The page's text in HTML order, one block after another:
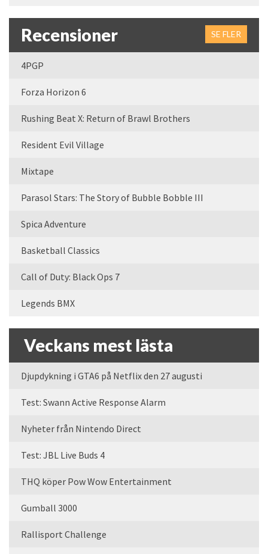
Recensioner SE FLER
4PGP
Forza Horizon 6
Rushing Beat X: Return of Brawl Brothers
Resident Evil Village
Mixtape
Parasol Stars: The Story of Bubble Bobble III
Spica Adventure
Basketball Classics
Call of Duty: Black Ops 7
Legends BMX
Veckans mest lästa
Djupdykning i GTA6 på Netflix den 27 augusti
Test: Swann Active Response Alarm
Nyheter från Nintendo Direct
Test: JBL Live Buds 4
THQ köper Pow Wow Entertainment
Gumball 3000
Rallisport Challenge